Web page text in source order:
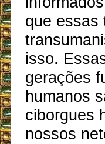
que essas
isso.
gerações
humanos
ciborgues
nossos